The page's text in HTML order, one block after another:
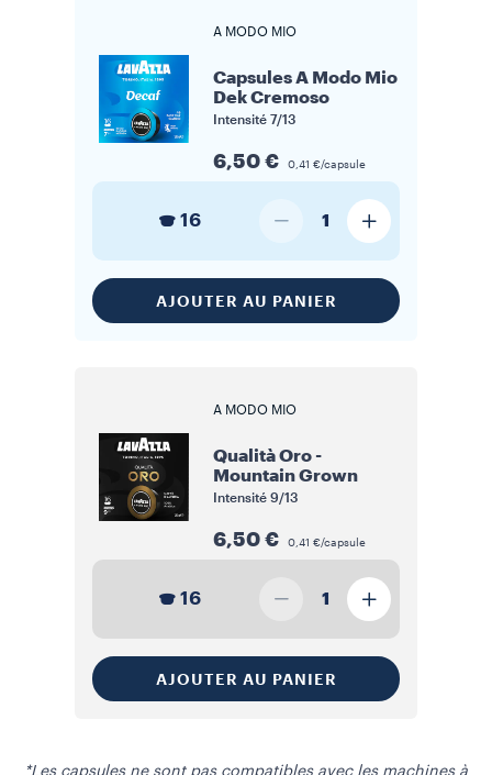
A MODO MIO
Capsules A Modo Mio
Dek Cremoso
Intensité 7/13
6,50 € 0,41 €/capsule
16 1
AJOUTER AU PANIER
A MODO MIO
Qualità Oro -
Mountain Grown
Intensité 9/13
6,50 € 0,41 €/capsule
16 1
AJOUTER AU PANIER
*Les capsules ne sont pas compatibles avec les machines à